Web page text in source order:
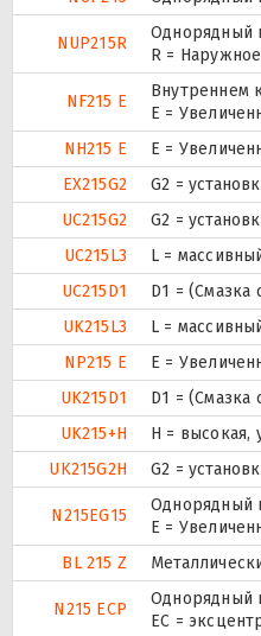
NUP215R
Однорядный
R =
NF215 E
Внутреннем
Е =
NH215 E
Е =
EX215G2
G2 =
UC215G2
G2 =
UC215L3
L =
UC215D1
D1 = (Смазка
UK215L3
L =
NP215 E
Е =
UK215D1
D1 = (Смазка
UK215+H
H =
UK215G2H
G2 =
N215EG15
Однорядный
E =
BL 215 Z
N215 ECP
Однорядный
ЕС =